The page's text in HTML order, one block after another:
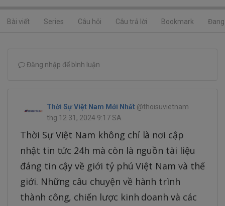
Bài viết Series Câu hỏi Câu trả lời Bookmark
Đăng nhập để bình luận
Thời Sự Việt Nam Mới Nhất @thoisuvietnam
thg 12 31, 2024 9:17 SA
Thời Sự Việt Nam không chỉ là nơi cập
nhật tin tức 24h mà còn là nguồn tài liệu
đáng tin cậy về giới tỷ phú Việt Nam và thế
giới. Những câu chuyện về hành trình
thành công, chiến lược kinh doanh và các